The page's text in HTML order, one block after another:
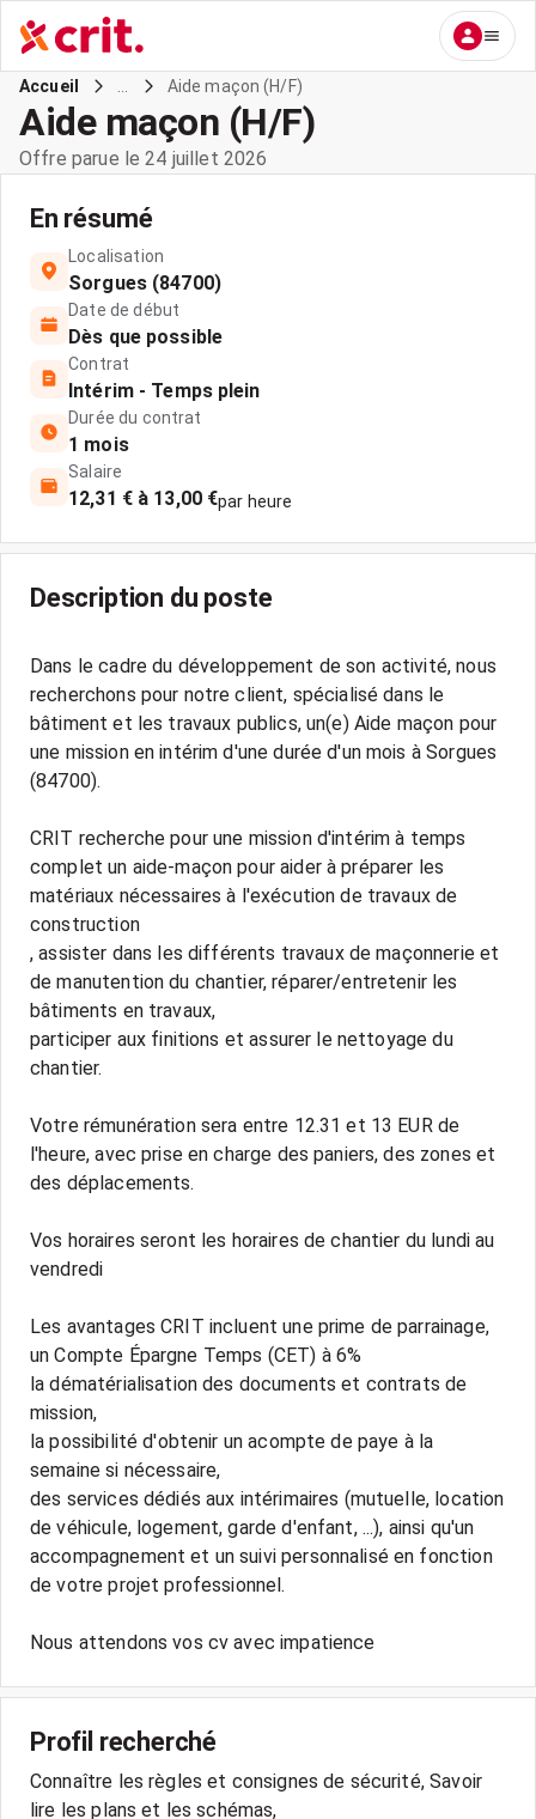
Accueil Aide maçon (H/F)
Aide maçon (H/F)
Offre parue le 24 juillet 2026
En résumé
Localisation
Sorgues (84700)
Date de début
Dès que possible
Contrat
Intérim - Temps plein
Durée du contrat
1 mois
Salaire
12,31 € à 13,00 €par heure
Description du poste
Dans le cadre du développement de son activité, nous
recherchons pour notre client, spécialisé dans le
bâtiment et les travaux publics, un(e) Aide maçon pour
une mission en intérim d'une durée d'un mois à Sorgues
(84700).
CRIT recherche pour une mission d'intérim à temps
complet un aide-maçon pour aider à préparer les
matériaux nécessaires à l'exécution de travaux de
construction
, assister dans les différents travaux de maçonnerie et
de manutention du chantier, réparer/entretenir les
bâtiments en travaux,
participer aux finitions et assurer le nettoyage du
chantier.
Votre rémunération sera entre 12.31 et 13 EUR de
l'heure, avec prise en charge des paniers, des zones et
des déplacements.
Vos horaires seront les horaires de chantier du lundi au
vendredi
Les avantages CRIT incluent une prime de parrainage,
un Compte Épargne Temps (CET) à 6%
la dématérialisation des documents et contrats de
mission,
la possibilité d'obtenir un acompte de paye à la
semaine si nécessaire,
des services dédiés aux intérimaires (mutuelle, location
de véhicule, logement, garde d'enfant, ...), ainsi qu'un
accompagnement et un suivi personnalisé en fonction
de votre projet professionnel.
Nous attendons vos cv avec impatience
Profil recherché
Connaître les règles et consignes de sécurité, Savoir
lire les plans et les schémas,